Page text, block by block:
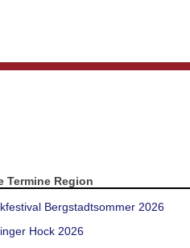
Termine Region
Bergstadtsommer 2026
Hock 2026